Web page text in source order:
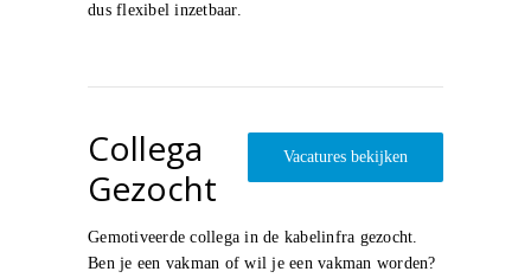
dus flexibel inzetbaar.
Vacatures bekijken
Collega
Gezocht
Gemotiveerde collega in de kabelinfra gezocht.
Ben je een vakman of wil je een vakman worden?